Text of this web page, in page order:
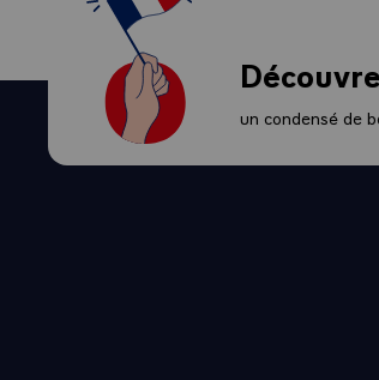
un condensé de